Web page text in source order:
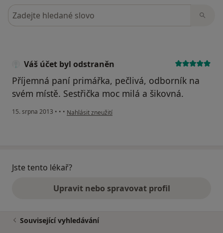
Hledejte v názorech
Váš účet byl odstraněn
Příjemná paní primářka, pečlivá, odborník na
svém místě. Sestřička moc milá a šikovná.
15. srpna 2013 • • • podle názoru uživatele Váš účet byl odstraněn
Nahlásit zneužití
Jste tento lékař?
Upravit nebo spravovat profil
Související vyhledávání